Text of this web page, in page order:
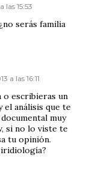
las 15:53
serás familia
a las 16:11
escribieras un
análisis que te
muy
si no lo viste te
tu opinión.